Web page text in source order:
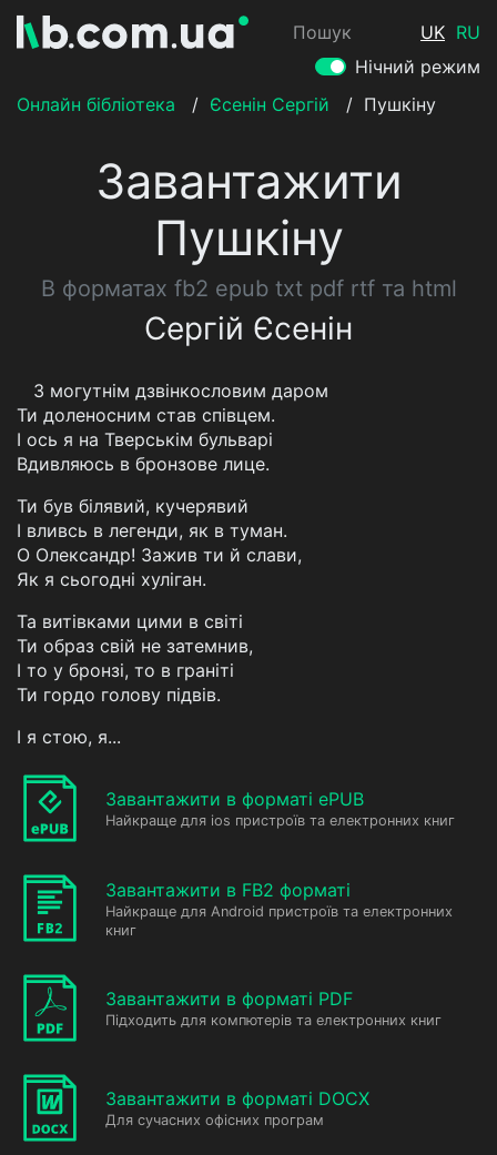
Пошук UK RU
Нічний режим
Онлайн бібліотека
/ Єсенін Сергій / Пушкіну
Завантажити
Пушкіну
В форматах fb2 epub txt pdf rtf та html
Сергій Єсенін
З могутнім дзвінкословим даром
Ти доленосним став співцем.
І ось я на Тверськім бульварі
Вдивляюсь в бронзове лице.
Ти був білявий, кучерявий
І вливсь в легенди, як в туман.
О Олександр! Зажив ти й слави,
Як я сьогодні хуліган.
Та витівками цими в світі
Ти образ свій не затемнив,
І то у бронзі, то в граніті
Ти гордо голову підвів.
І я стою, я...
Завантажити в форматі ePUB
Найкраще для ios пристроїв та електронних книг
Завантажити в FB2 форматі
Найкраще для Android пристроїв та електронних
книг
Завантажити в форматі PDF
Підходить для компютерів та електронних книг
Завантажити в форматі DOCX
Для сучасних офісних програм